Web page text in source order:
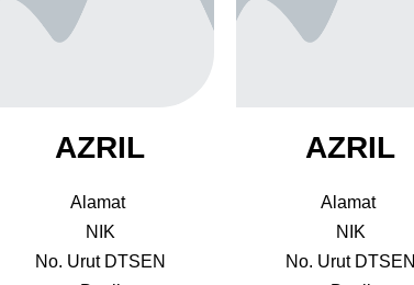
AZRIL
Alamat
NIK
No. Urut DTSEN
AZRIL
Alamat
NIK
No. Urut DTSEN